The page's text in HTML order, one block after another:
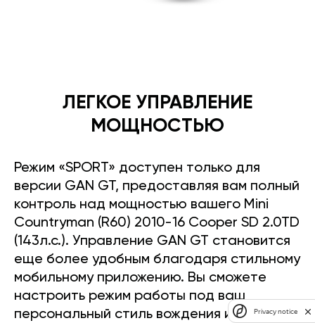
ЛЕГКОЕ УПРАВЛЕНИЕ
МОЩНОСТЬЮ
Режим «SPORT» доступен только для
версии GAN GT, предоставляя вам полный
контроль над мощностью вашего Mini
Countryman (R60) 2010-16 Cooper SD 2.0TD
(143л.с.). Управление GAN GT становится
еще более удобным благодаря стильному
мобильному приложению. Вы сможете
настроить режим работы под ваш
персональный стиль вождения и легкоPrivacy notice